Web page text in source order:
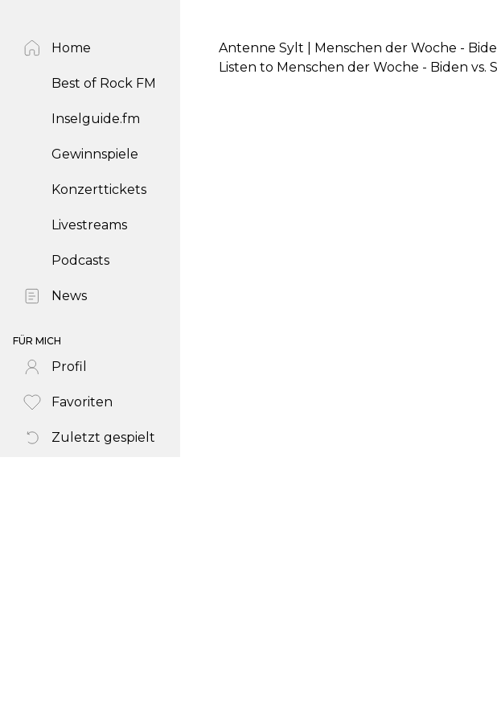
Home
Best of Rock FM
Inselguide.fm
Gewinnspiele
Konzerttickets
Livestreams
Podcasts
News
FÜR MICH
Profil
Favoriten
Zuletzt gespielt
Antenne Sylt | Menschen der Woche -
Listen to Menschen der Woche - Biden vs.